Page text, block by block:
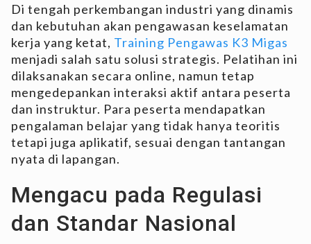
Di tengah perkembangan industri yang dinamis
dan kebutuhan akan pengawasan keselamatan
kerja yang ketat, Training Pengawas K3 Migas
menjadi salah satu solusi strategis. Pelatihan ini
dilaksanakan secara online, namun tetap
mengedepankan interaksi aktif antara peserta
dan instruktur. Para peserta mendapatkan
pengalaman belajar yang tidak hanya teoritis
tetapi juga aplikatif, sesuai dengan tantangan
nyata di lapangan.
Mengacu pada Regulasi
dan Standar Nasional